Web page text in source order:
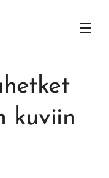
kuviin